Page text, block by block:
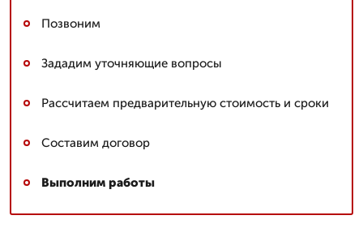
Позвоним
Зададим уточняющие вопросы
Рассчитаем предварительную стоимость и сроки
Составим договор
Выполним работы